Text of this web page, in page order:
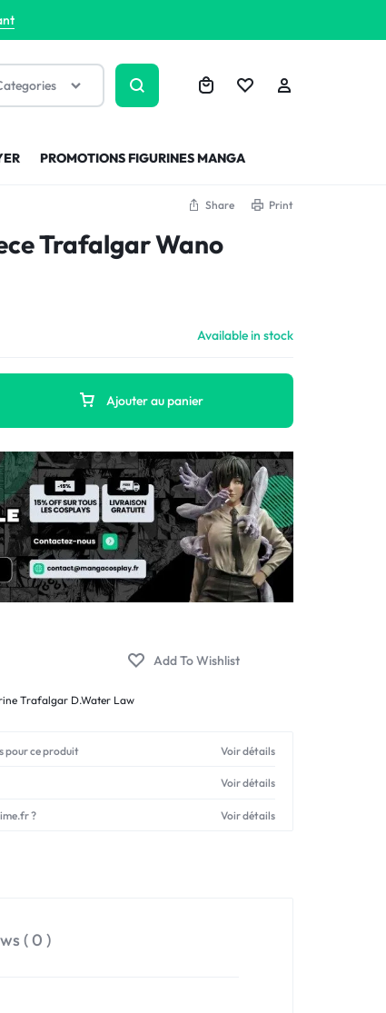
PROMOTIONS FIGURINES MANGA
Share Print
Trafalgar Wano
Available in stock
Ajouter au panier
Trafalgar D.Water Law
pour ce produit Voir détails
Voir détails
? Voir détails
( 0 )